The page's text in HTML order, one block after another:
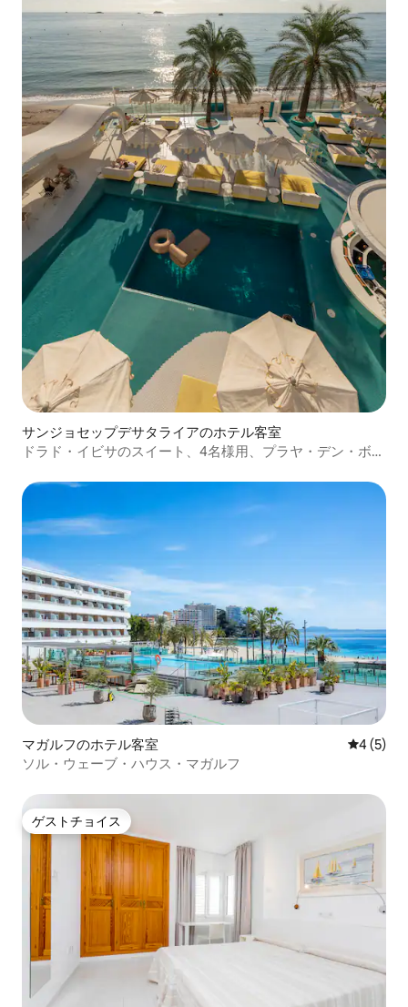
サンジョセップデサタライアのホテル客室
ドラド・イビサのスイート、4名様用、プラヤ・デン・ボッ
マガルフのホテル客室 レビュー
4 (5)
ソル・ウェーブ・ハウス・マガルフ
ゲストチョイス
ゲストチョイス